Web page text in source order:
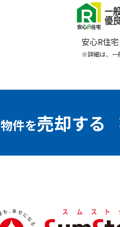
安心R住
※詳細は、一
物件を売却する